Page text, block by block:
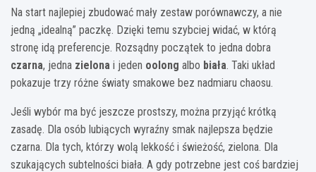
Na start najlepiej zbudować mały zestaw porównawczy, a nie
jedną „idealną” paczkę. Dzięki temu szybciej widać, w którą
stronę idą preferencje. Rozsądny początek to jedna dobra
czarna, jedna zielona i jeden oolong albo biała. Taki układ
pokazuje trzy różne światy smakowe bez nadmiaru chaosu.
Jeśli wybór ma być jeszcze prostszy, można przyjąć krótką
zasadę. Dla osób lubiących wyraźny smak najlepsza będzie
czarna. Dla tych, którzy wolą lekkość i świeżość, zielona. Dla
szukających subtelności biała. A gdy potrzebne jest coś bardziej